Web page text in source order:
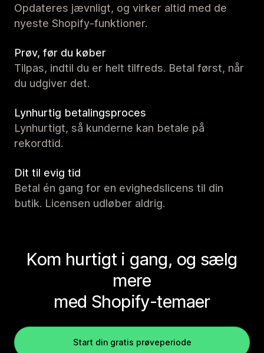
Opdateres jævnligt, og virker altid med de
nyeste Shopify-funktioner.
Prøv, før du køber
Tilpas, indtil du er helt tilfreds. Betal først, når
du udgiver det.
Lynhurtig betalingsproces
Lynhurtigt, så kunderne kan betale på
rekordtid.
Dit til evig tid
Betal én gang for en evighedslicens til din
butik. Licensen udløber aldrig.
Kom hurtigt i gang, og sælg
mere
med Shopify-temaer
Start din gratis prøveperiode